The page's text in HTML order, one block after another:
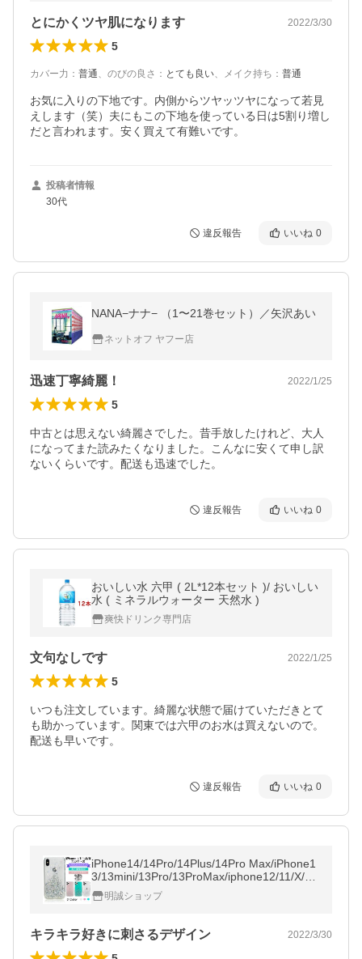
とにかくツヤ肌になります 2022/3/30
5
カバー力 ： 普通、 のびの良さ ： とても良い、 メイク持ち ： 普通
お気に入りの下地です。内側からツヤッツヤになって若見
えします（笑）夫にもこの下地を使っている日は5割り増し
だと言われます。安く買えて有難いです。
投稿者情報
30代
違反報告 いいね 0
NANA−ナナ− （1〜21巻セット）／矢沢あい
ネットオフ ヤフー店
迅速丁寧綺麗！ 2022/1/25
5
中古とは思えない綺麗さでした。昔手放したけれど、大人
になってまた読みたくなりました。こんなに安くて申し訳
ないくらいです。配送も迅速でした。
違反報告 いいね 0
おいしい水 六甲 ( 2L*12本セット )/ おいしい
水 ( ミネラルウォーター 天然水 )
爽快ドリンク専門店
文句なしです 2022/1/25
5
いつも注文しています。綺麗な状態で届けていただきとて
も助かっています。関東では六甲のお水は買えないので。
配送も早いです。
違反報告 いいね 0
iPhone14/14Pro/14Plus/14Pro Max/iPhone1
3/13mini/13Pro/13ProMax/iphone12/11/X/X
R/XS/XS Max スマホケース アイフォンカバ
ー 可愛い キラキラ クイックサンド
明誠ショップ
キラキラ好きに刺さるデザイン 2022/3/30